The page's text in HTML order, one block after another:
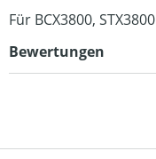
Für BCX3800, STX3800
Bewertungen